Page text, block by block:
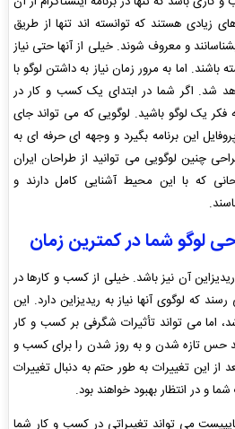
زیادی هستند که توانسته اند تنها از طریق
و معروف شوند. خیلی از آنها حتی نیاز
باشند. اما به مرور زمان نیاز به داشتن لوگو با
شد. اگر شما در ابتدای یک کسب و کار در
فکر یک لوگو باشید. لوگویی که می تواند جای
این برنامه بگیرد و وجهه ای حرفه ای به
چنین لوگویی می توانید از طراحان ایران
که با این محیط آشنایی کامل دارند و
لوگو شما در کمترین زمان
آن نیز باشد. خیلی از کسب و کارها در
که لوگوی آنها نیاز به ریدیزاین دارد. این
اما می تواند تأثیرات شگرفی بر کسب و کار
حس تازه شدن و به روز شدن را برای کسب و
از این تغییرات به طور حتم به دنبال تغییرات
و در انتظار بهبود خواهند بود.
می تواند تغییراتی در کسب و کار شما